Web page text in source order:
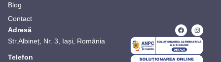
Blog
Contact
Adresă
Str.Albineț, Nr. 3, Iași, România
Telefon